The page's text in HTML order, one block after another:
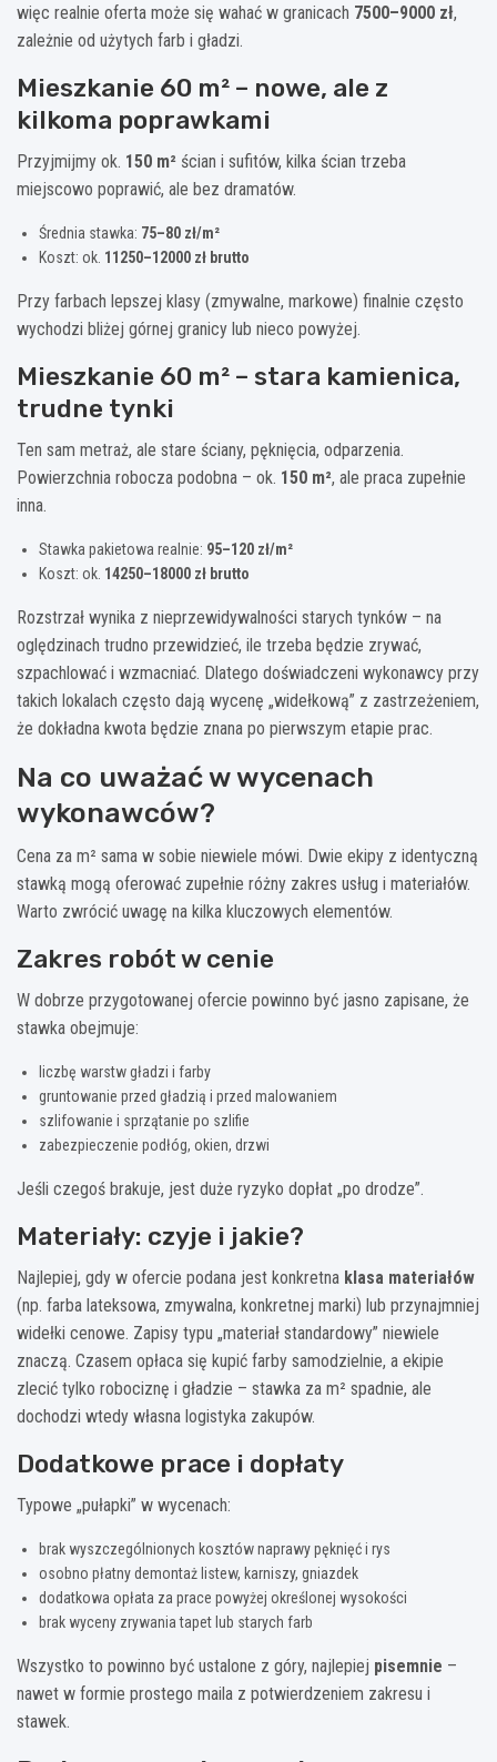
więc realnie oferta może się wahać w granicach 7500–9000 zł,
zależnie od użytych farb i gładzi.
Mieszkanie 60 m² – nowe, ale z
kilkoma poprawkami
Przyjmijmy ok. 150 m² ścian i sufitów, kilka ścian trzeba
miejscowo poprawić, ale bez dramatów.
Średnia stawka: 75–80 zł/m²
Koszt: ok. 11250–12000 zł brutto
Przy farbach lepszej klasy (zmywalne, markowe) finalnie często
wychodzi bliżej górnej granicy lub nieco powyżej.
Mieszkanie 60 m² – stara kamienica,
trudne tynki
Ten sam metraż, ale stare ściany, pęknięcia, odparzenia.
Powierzchnia robocza podobna – ok. 150 m², ale praca zupełnie
inna.
Stawka pakietowa realnie: 95–120 zł/m²
Koszt: ok. 14250–18000 zł brutto
Rozstrzał wynika z nieprzewidywalności starych tynków – na
oględzinach trudno przewidzieć, ile trzeba będzie zrywać,
szpachlować i wzmacniać. Dlatego doświadczeni wykonawcy przy
takich lokalach często dają wycenę „widełkową” z zastrzeżeniem,
że dokładna kwota będzie znana po pierwszym etapie prac.
Na co uważać w wycenach
wykonawców?
Cena za m² sama w sobie niewiele mówi. Dwie ekipy z identyczną
stawką mogą oferować zupełnie różny zakres usług i materiałów.
Warto zwrócić uwagę na kilka kluczowych elementów.
Zakres robót w cenie
W dobrze przygotowanej ofercie powinno być jasno zapisane, że
stawka obejmuje:
liczbę warstw gładzi i farby
gruntowanie przed gładzią i przed malowaniem
szlifowanie i sprzątanie po szlifie
zabezpieczenie podłóg, okien, drzwi
Jeśli czegoś brakuje, jest duże ryzyko dopłat „po drodze”.
Materiały: czyje i jakie?
Najlepiej, gdy w ofercie podana jest konkretna klasa materiałów
(np. farba lateksowa, zmywalna, konkretnej marki) lub przynajmniej
widełki cenowe. Zapisy typu „materiał standardowy” niewiele
znaczą. Czasem opłaca się kupić farby samodzielnie, a ekipie
zlecić tylko robociznę i gładzie – stawka za m² spadnie, ale
dochodzi wtedy własna logistyka zakupów.
Dodatkowe prace i dopłaty
Typowe „pułapki” w wycenach:
brak wyszczególnionych kosztów naprawy pęknięć i rys
osobno płatny demontaż listew, karniszy, gniazdek
dodatkowa opłata za prace powyżej określonej wysokości
brak wyceny zrywania tapet lub starych farb
Wszystko to powinno być ustalone z góry, najlepiej pisemnie –
nawet w formie prostego maila z potwierdzeniem zakresu i
stawek.